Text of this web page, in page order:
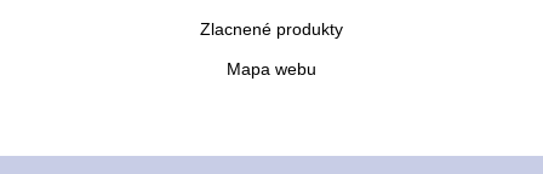
Zlacnené produkty
Mapa webu